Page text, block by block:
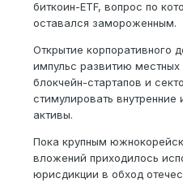
биткоин-ETF, вопрос по
оставался замороженным.
Открытие корпоративного
импульс развитию местных
блокчейн-стартапов и
стимулировать
активы.
Пока крупным
вложений приходилось
юрисдикции в обход